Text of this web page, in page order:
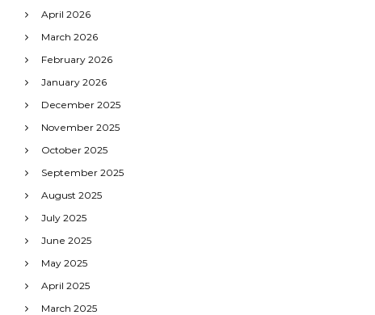
April 2026
March 2026
February 2026
January 2026
December 2025
November 2025
October 2025
September 2025
August 2025
July 2025
June 2025
May 2025
April 2025
March 2025